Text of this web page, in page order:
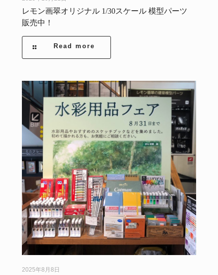
レモン画翠オリジナル 1/30スケール 模型パーツ
販売中！
Read more
2025年8月8日